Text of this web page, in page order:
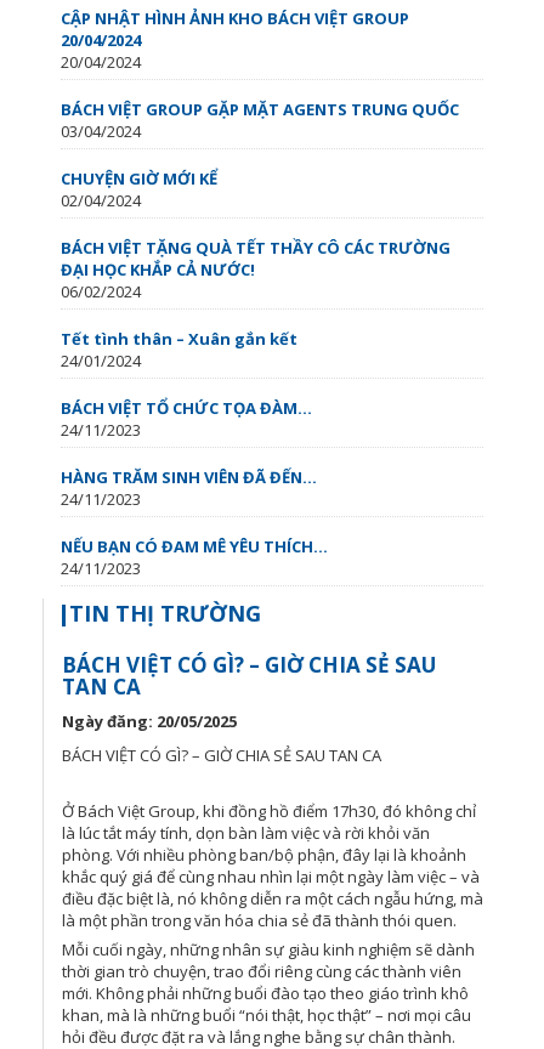
CẬP NHẬT HÌNH ẢNH KHO BÁCH VIỆT GROUP
20/04/2024
20/04/2024
BÁCH VIỆT GROUP GẶP MẶT AGENTS TRUNG QUỐC
03/04/2024
CHUYỆN GIỜ MỚI KỂ
02/04/2024
BÁCH VIỆT TẶNG QUÀ TẾT THẦY CÔ CÁC TRƯỜNG
ĐẠI HỌC KHẮP CẢ NƯỚC!
06/02/2024
Tết tình thân – Xuân gắn kết
24/01/2024
BÁCH VIỆT TỔ CHỨC TỌA ĐÀM...
24/11/2023
HÀNG TRĂM SINH VIÊN ĐÃ ĐẾN...
24/11/2023
NẾU BẠN CÓ ĐAM MÊ YÊU THÍCH...
24/11/2023
TIN THỊ TRƯỜNG
BÁCH VIỆT CÓ GÌ? – GIỜ CHIA SẺ SAU
TAN CA
Ngày đăng: 20/05/2025
BÁCH VIỆT CÓ GÌ? – GIỜ CHIA SẺ SAU TAN CA
Ở Bách Việt Group, khi đồng hồ điểm 17h30, đó không chỉ
là lúc tắt máy tính, dọn bàn làm việc và rời khỏi văn
phòng. Với nhiều phòng ban/bộ phận, đây lại là khoảnh
khắc quý giá để cùng nhau nhìn lại một ngày làm việc – và
điều đặc biệt là, nó không diễn ra một cách ngẫu hứng, mà
là một phần trong văn hóa chia sẻ đã thành thói quen.
Mỗi cuối ngày, những nhân sự giàu kinh nghiệm sẽ dành
thời gian trò chuyện, trao đổi riêng cùng các thành viên
mới. Không phải những buổi đào tạo theo giáo trình khô
khan, mà là những buổi “nói thật, học thật” – nơi mọi câu
hỏi đều được đặt ra và lắng nghe bằng sự chân thành.